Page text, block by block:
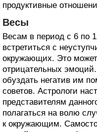
продуктивные
Весы
Весам в период с 6 по
встретиться с
окружающих. Это
отрицательных
обуздать негатив им
советов. Астрологи
представителям
полагаться на волю
к окружающим.